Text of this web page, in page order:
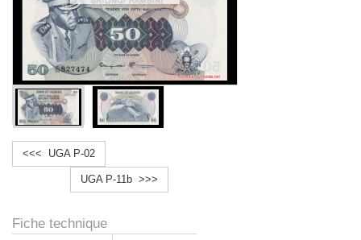
<<< UGA P-02
UGA P-11b >>>
Fiche technique